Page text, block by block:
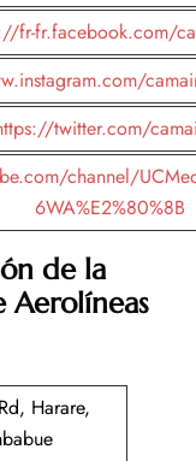
fr-fr.facebook.com/
twitter.com/
channel/
6WA%E2%80%8B
de la
Harare,